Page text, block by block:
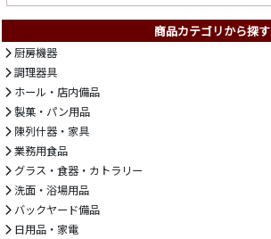
商品カテゴリから探す
厨房機器
調理器具
ホール・店内備品
製菓・パン用品
陳列什器・家具
業務用食品
グラス・食器・カトラリー
洗面・浴場用品
バックヤード備品
日用品・家電